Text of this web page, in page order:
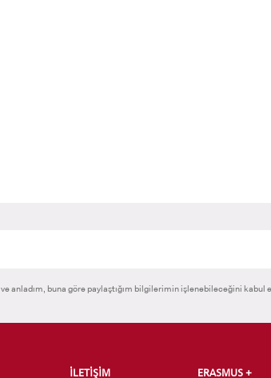
anladım, buna göre paylaştığım bilgilerimin işlenebileceğini kabul
İLETİŞİM ERASMUS +